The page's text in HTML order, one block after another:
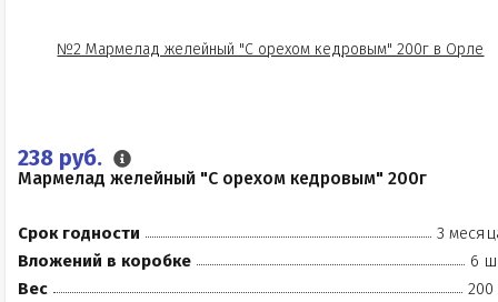
238 руб.
Мармелад желейный "С орехом кедровым" 200г
Срок годности
3
Вложений в коробке
6
Вес
200